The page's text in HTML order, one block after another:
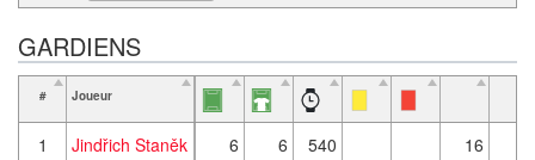
GARDIENS
# Joueur
1 Jindřich Staněk 6 6 540 16